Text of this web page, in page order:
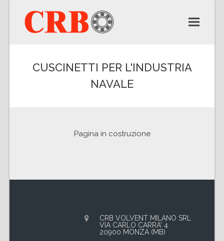
CUSCINETTI PER L'INDUSTRIA
NAVALE
Pagina in costruzione
CRB VOLVENT MILANO SRL
VIA CARLO CARRA' 4
20900 MONZA (MB)